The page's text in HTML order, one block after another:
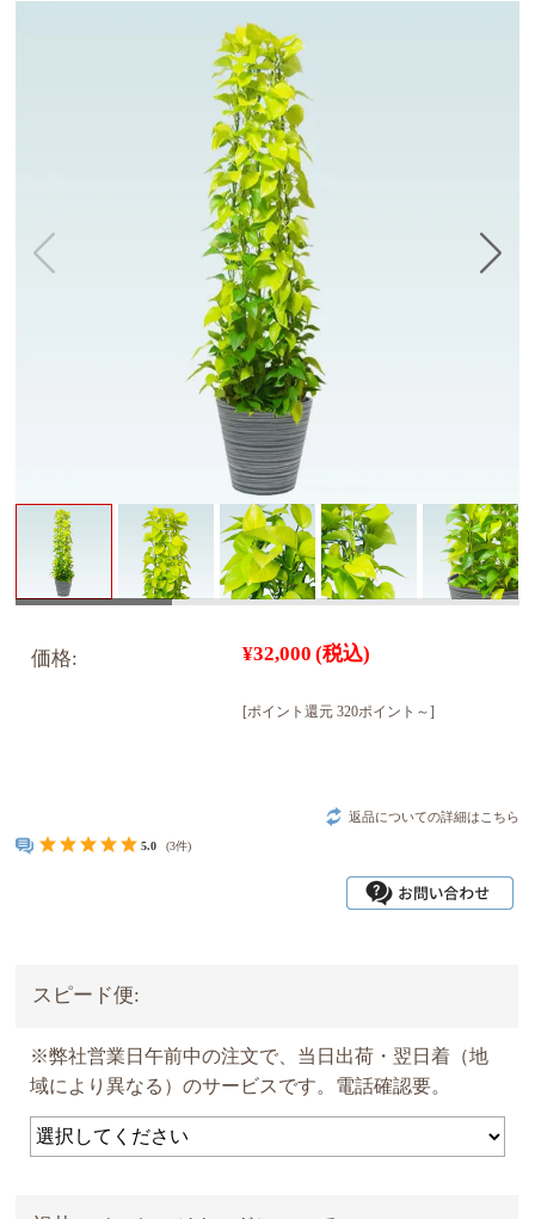
価格: ¥32,000 (税込)
[ポイント還元 320ポイント～]
返品についての詳細はこちら
5.0 (3件)
スピード便:
※弊社営業日午前中の注文で、当日出荷・翌日着（地
域により異なる）のサービスです。電話確認要。